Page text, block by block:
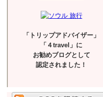
「トリップアドバイザー」
「４travel」に
お勧めブログとして
認定されました！